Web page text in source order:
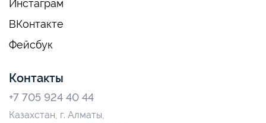
Инстаграм
ВКонтакте
Фейсбук
Контакты
+7 705 924 40 44
Казахстан, г. Алматы,